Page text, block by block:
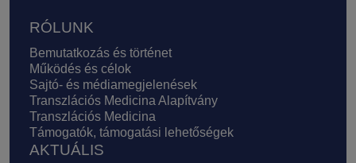
Lábléc
RÓLUNK
Bemutatkozás és történet
Működés és célok
Sajtó- és médiamegjelenések
Transzlációs Medicina Alapítvány
Transzlációs Medicina
Támogatók, támogatási lehetőségek
AKTUÁLIS